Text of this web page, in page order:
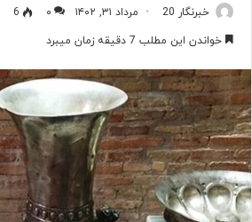
خبرنگار 20 مرداد ۳۱, ۱۴۰۲ ۰
6
خواندن این مطلب 7 دقیقه زمان میبرد